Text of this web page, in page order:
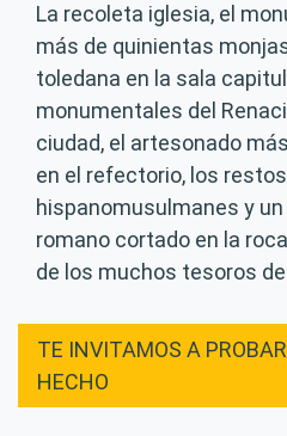
La recoleta iglesia, el
más de quinientas
toledana en la sala
monumentales del
ciudad, el artesonado
en el refectorio, los
hispanomusulmanes y
romano cortado en la
de los muchos tesoros
TE INVITAMOS A
HECHO